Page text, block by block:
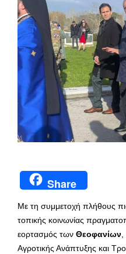
Share
Με τη συμμετοχή πλήθους
τοπικής κοινωνίας
εορτασμός των Θεοφανίων
Αγροτικής Ανάπτυξης και